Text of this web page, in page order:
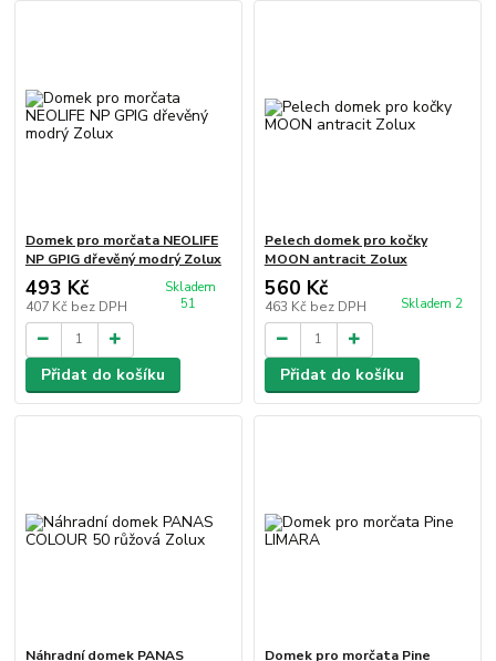
Domek pro morčata NEOLIFE
NP GPIG dřevěný modrý Zolux
493 Kč
407 Kč bez DPH
Skladem
51
Přidat do košíku
Pelech domek pro kočky
MOON antracit Zolux
560 Kč
463 Kč bez DPH Skladem 2
Přidat do košíku
Náhradní domek PANAS Domek pro morčata Pine